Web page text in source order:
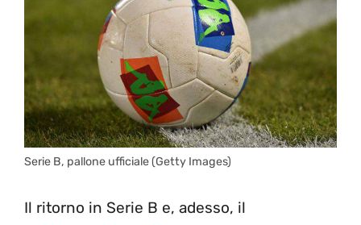
Serie B, pallone ufficiale (Getty Images)
Il ritorno in Serie B e, adesso, il